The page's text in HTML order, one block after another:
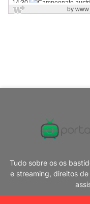
Tudo sobre os os
e streaming, direitos